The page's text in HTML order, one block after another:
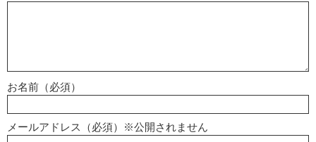
お名前（必須）
メールアドレス（必須）※公開されません